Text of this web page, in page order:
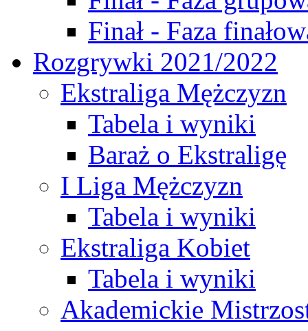
Finał - Faza
Rozgrywki 2021/2022
Ekstraliga Mężczyzn
Tabela i wyniki
Baraż o Ekstraligę
I Liga Mężczyzn
Tabela i wyniki
Ekstraliga Kobiet
Tabela i wyniki
Akademickie